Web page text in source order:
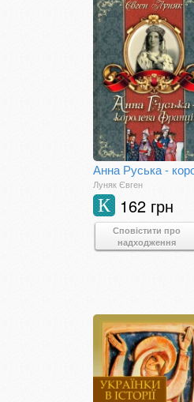
Луняк Євген
162 грн
К
Сповістити про
надходження